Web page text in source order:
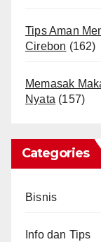
Tips Aman
Cirebon (162)
Memasak
Nyata (157)
Categories
Bisnis
Info dan Tips